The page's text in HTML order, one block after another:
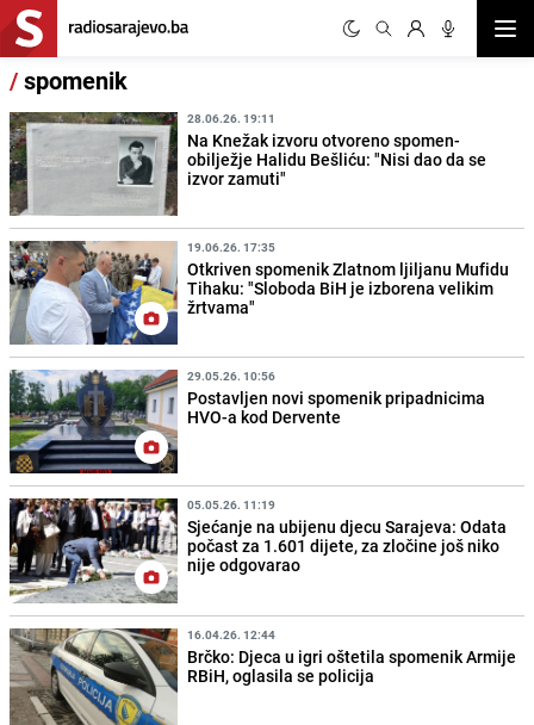
/spomenik
28.06.26. 19:11
Na Knežak izvoru otvoreno spomen-
obilježje Halidu Bešliću: "Nisi dao da se
izvor zamuti"
19.06.26. 17:35
Otkriven spomenik Zlatnom ljiljanu Mufidu
Tihaku: "Sloboda BiH je izborena velikim
žrtvama"
29.05.26. 10:56
Postavljen novi spomenik pripadnicima
HVO-a kod Dervente
05.05.26. 11:19
Sjećanje na ubijenu djecu Sarajeva: Odata
počast za 1.601 dijete, za zločine još niko
nije odgovarao
16.04.26. 12:44
Brčko: Djeca u igri oštetila spomenik Armije
RBiH, oglasila se policija